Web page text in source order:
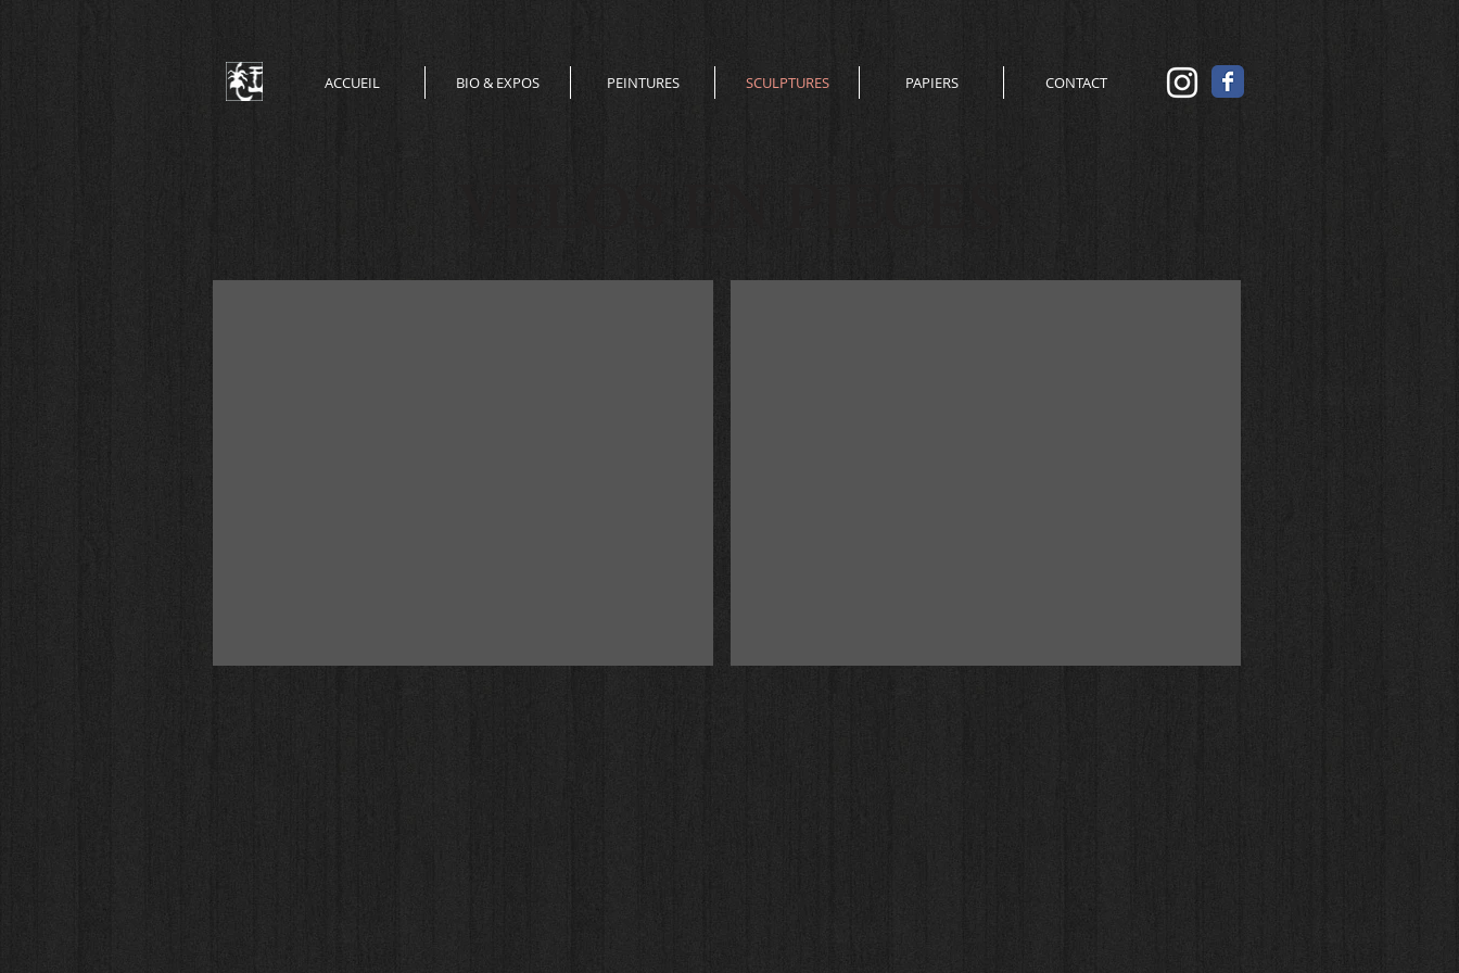
ACCUEIL BIO & EXPOS PEINTURES SCULPTURES PAPIERS CONTACT